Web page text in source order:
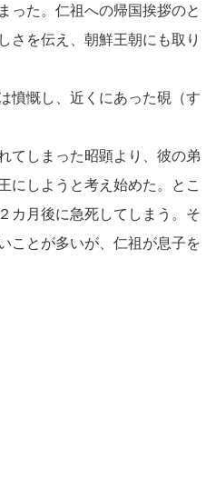
った。仁祖への帰国挨拶のと
さを伝え、朝鮮王朝にも取り
憤慨し、近くにあった硯（す
てしまった昭顕より、彼の弟
にしようと考え始めた。とこ
カ月後に急死してしまう。そ
ことが多いが、仁祖が息子を